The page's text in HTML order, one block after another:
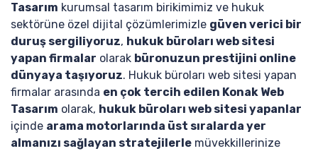
Tasarım kurumsal tasarım birikimimiz ve hukuk
sektörüne özel dijital çözümlerimizle güven verici bir
duruş sergiliyoruz, hukuk büroları web sitesi
yapan firmalar olarak büronuzun prestijini online
dünyaya taşıyoruz. Hukuk büroları web sitesi yapan
firmalar arasında en çok tercih edilen Konak Web
Tasarım olarak, hukuk büroları web sitesi yapanlar
içinde arama motorlarında üst sıralarda yer
almanızı sağlayan stratejilerle müvekkillerinize